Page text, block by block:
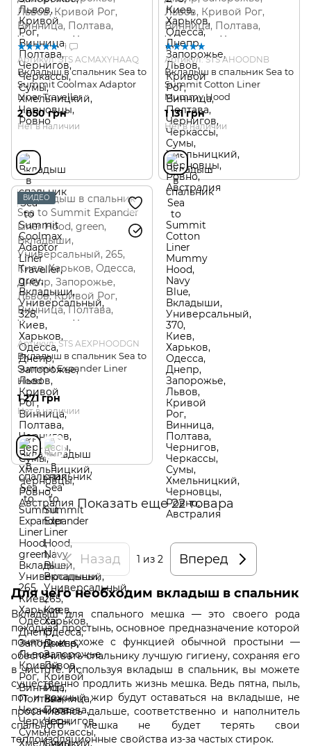
1
Артикул: STS ACMAXYHAAQ
Вкладыш в спальник Sea to
Summit Coolmax Adaptor
Liner Traveller
2 050 грн
Нет в наличии
Артикул: STS AHOODNB
Вкладыш в спальник Sea to
Summit Cotton Liner
Mummy Hood
1 131 грн
Нет в наличии
ВИДЕО
Артикул: STS AEXPHOODGN
Вкладыш в спальник Sea to
Summit Expander Liner
Hood
1 271 грн
Нет в наличии
Показать еще 22 товара
Назад 1 из 2 Вперед
Для чего необходим вкладыш в спальник
Вкладыш для спального мешка — это своего рода
походная простынь, основное предназначение которой
понятно и схоже с функцией обычной простыни —
обеспечивать спальнику лучшую гигиену, сохраняя его
в чистоте. Используя вкладыш в спальник, вы можете
существенно продлить жизнь мешка. Ведь пятна, пыль,
пот и кожный жир будут оставаться на вкладыше, не
просачиваясь дальше, соответственно и наполнитель
спального мешка не будет терять свои
теплоизоляционные свойства из-за частых стирок.